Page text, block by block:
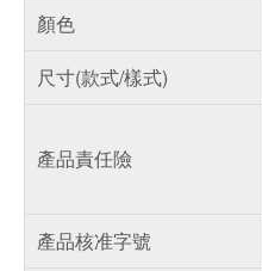
顏色
尺寸(款式/樣式)
產品責任險
產品核准字號